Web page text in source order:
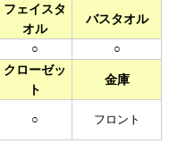
フェイスタ
オル
バスタオル
○ ○
クローゼッ
ト
金庫
○ フロント